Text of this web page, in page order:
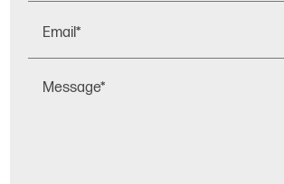
Email*
Message*